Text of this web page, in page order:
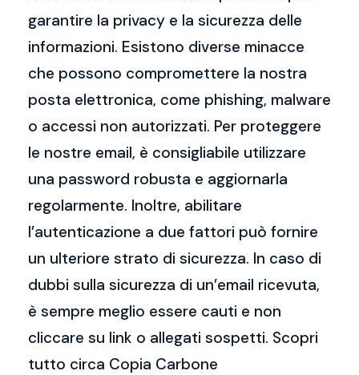
garantire la privacy e la sicurezza delle
informazioni. Esistono diverse minacce
che possono compromettere la nostra
posta elettronica, come phishing, malware
o accessi non autorizzati. Per proteggere
le nostre email, è consigliabile utilizzare
una password robusta e aggiornarla
regolarmente. Inoltre, abilitare
l’autenticazione a due fattori può fornire
un ulteriore strato di sicurezza. In caso di
dubbi sulla sicurezza di un’email ricevuta,
è sempre meglio essere cauti e non
cliccare su link o allegati sospetti. Scopri
tutto circa Copia Carbone